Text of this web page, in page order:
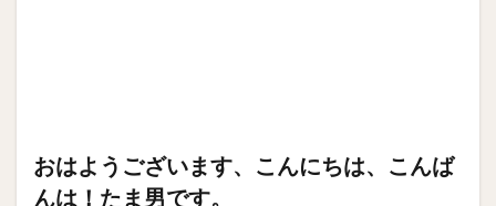
おはようございます、こんにちは、こんば
んは！たま男です。